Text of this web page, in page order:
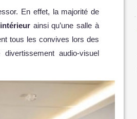
En effet, la majorité de
ainsi qu’une salle à
tous les convives lors des
audio-visuel